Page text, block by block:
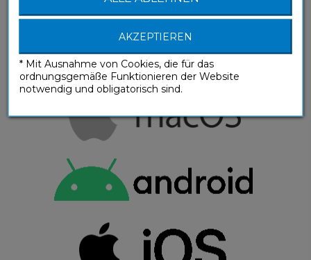
AKZEPTIEREN
* Mit Ausnahme von Cookies, die für das
ordnungsgemäße Funktionieren der Website
notwendig und obligatorisch sind.